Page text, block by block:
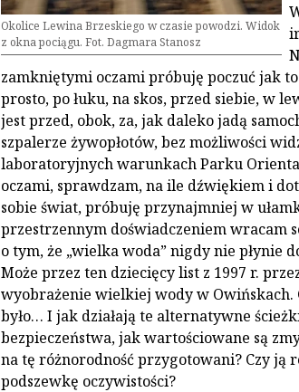
Okolice Lewina Brzeskiego w czasie powodzi. Widok
z okna pociągu. Fot. Dagmara Stanosz
zamkniętymi oczami próbuję poczuć jak
prosto, po łuku, na skos, przed siebie, w
jest przed, obok, za, jak daleko jadą
szpalerze żywopłotów, bez możliwości
laboratoryjnych warunkach Parku
oczami, sprawdzam, na ile dźwiękiem i
sobie świat, próbuję przynajmniej w
przestrzennym doświadczeniem wracam
o tym, że „wielka woda” nigdy nie płynie
Może przez ten dziecięcy list z 1997 r.
wyobrażenie wielkiej wody w Owińskach.
było… I jak działają te alternatywne
bezpieczeństwa, jak wartościowane są
na tę różnorodność przygotowani? Czy ją
podszewkę oczywistości?